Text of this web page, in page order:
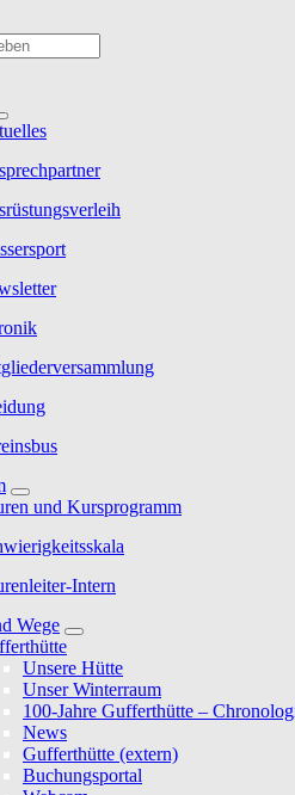
und Kursprogramm
Intern
Wege
Unsere Hütte
Unser Winterraum
100-Jahre Gufferthütte –
News
Gufferthütte (extern)
Buchungsportal